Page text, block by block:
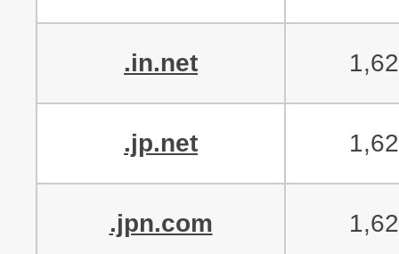
.in.net
.jp.net
.jpn.com